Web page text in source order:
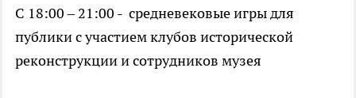
С 18:00 – 21:00 - средневековые игры для
публики с участием клубов исторической
реконструкции и сотрудников музея